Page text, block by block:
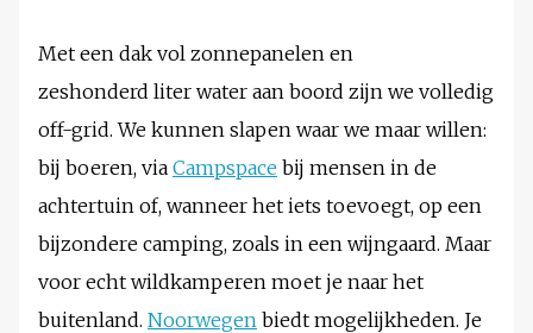
Met een dak vol zonnepanelen en
zeshonderd liter water aan boord zijn we volledig
off-grid. We kunnen slapen waar we maar willen:
bij boeren, via Campspace bij mensen in de
achtertuin of, wanneer het iets toevoegt, op een
bijzondere camping, zoals in een wijngaard. Maar
voor echt wildkamperen moet je naar het
buitenland. Noorwegen biedt mogelijkheden. Je